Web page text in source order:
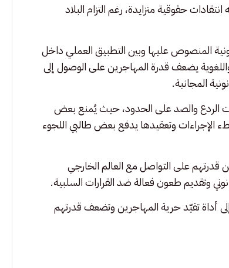
حقوقية متزايدة، رغم التزام البلاد
المنصوص عليها وبين التطبيق العملي داخل
واللغوية يضعف قدرة المهاجرين على الوصول إلى
المجانية.
الردع والصد على الحدود، حيث يُمنع بعض
الإجراءات وتعقيدها يدفع بعض طالبي اللجوء
قدرتهم على التواصل مع العالم الخارجي
وتقديم طعون فعالة ضد القرارات السلبية.
أداة تقيّد حرية المهاجرين وتضعف قدرتهم